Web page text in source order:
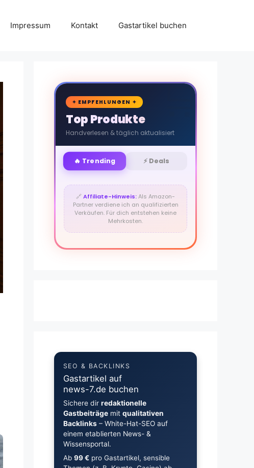
Impressum Kontakt Gastartikel buchen
🛒
✦ EMPFEHLUNGEN ✦
Top Produkte
Handverlesen & täglich aktualisiert
🔥 Trending ⚡ Deals
🔗Affiliate-Hinweis:Als Amazon-
Partner verdiene ich an qualifizierten
Verkäufen. Für dich entstehen keine
Mehrkosten.
SEO & BACKLINKS
Gastartikel auf
news-7.de buchen
Sichere dir redaktionelle
Gastbeiträgemit qualitativen
Backlinks– White-Hat-SEO auf
einem etablierten News- &
Wissensportal.
Ab 99 €pro Gastartikel, sensible